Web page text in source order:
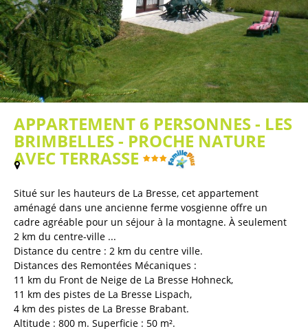
APPARTEMENT 6 PERSONNES - LES
BRIMBELLES - PROCHE NATURE
AVEC TERRASSE
(Plan / Carte
Situé sur les hauteurs de La Bresse, cet appartement
aménagé dans une ancienne ferme vosgienne offre un
cadre agréable pour un séjour à la montagne. À seulement
2 km du centre-ville ...
Distance du centre : 2 km du centre ville
Distances des Remontées Mécaniques :
11 km du Front de Neige de La Bresse Hohneck
11 km des pistes de La Bresse Lispach
4 km des pistes de La Bresse Brabant
Altitude : 800 m Superficie : 50 m²